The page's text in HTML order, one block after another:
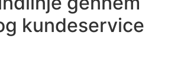
kundeservice